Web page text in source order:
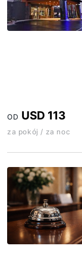
OD USD 113
za pokój / za noc